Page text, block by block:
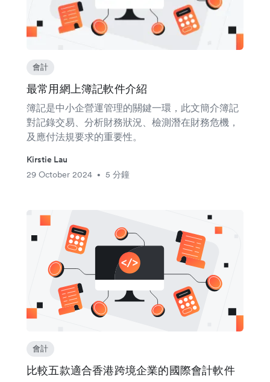
會計
最常用網上簿記軟件介紹
簿記是中小企營運管理的關鍵一環，此文簡介簿記
對記錄交易、分析財務狀況、檢測潛在財務危機，
及應付法規要求的重要性。
Kirstie Lau
29 October 2024
• 5 分鐘
會計
比較五款適合香港跨境企業的國際會計軟件